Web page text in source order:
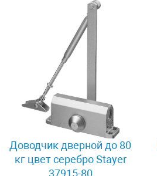
Доводчик дверной до 80
кг цвет серебро Stayer
37915-80